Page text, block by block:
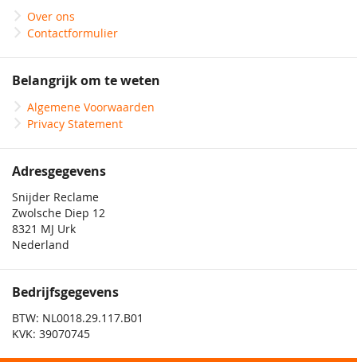
Over ons
Contactformulier
Belangrijk om te weten
Algemene Voorwaarden
Privacy Statement
Adresgegevens
Snijder Reclame
Zwolsche Diep 12
8321 MJ Urk
Nederland
Bedrijfsgegevens
BTW: NL0018.29.117.B01
KVK: 39070745